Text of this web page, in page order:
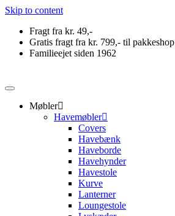
Skip to content
Fragt fra kr. 49,-
Gratis fragt fra kr. 799,- til pakkeshop
Familieejet siden 1962
Møbler
Havemøbler
Covers
Havebænk
Haveborde
Havehynder
Havestole
Kurve
Lanterner
Loungestole